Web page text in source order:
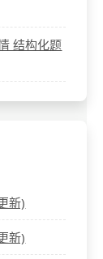
结构化题
新)
新)